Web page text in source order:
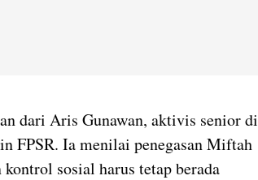
dari Aris Gunawan, aktivis senior di
FPSR. Ia menilai penegasan Miftah
sosial harus tetap berada